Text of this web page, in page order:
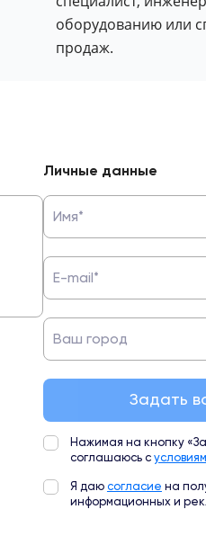
оборудованию или
продаж.
Личные данные
Имя*
E-mail*
Ваш город
Задать
Нажимая на кнопку
соглашаюсь с
Я даю согласие на
информационных и